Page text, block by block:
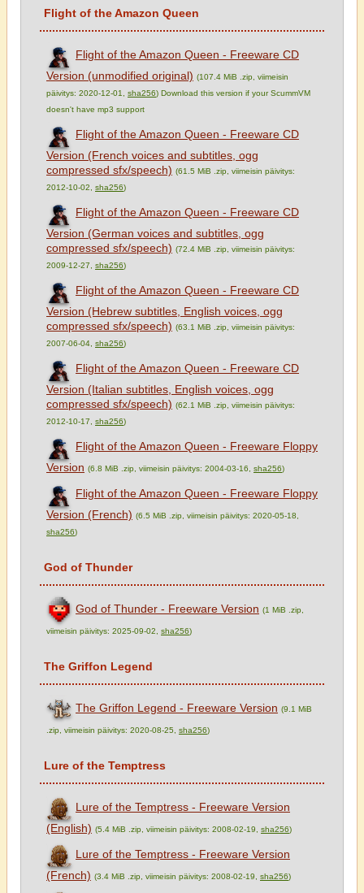
Flight of the Amazon Queen
Flight of the Amazon Queen - Freeware CD
Version (unmodified original) (107.4 MiB .zip, viimeisin
päivitys: 2020-12-01, sha256) Download this version if your ScummVM
doesn't have mp3 support
Flight of the Amazon Queen - Freeware CD
Version (French voices and subtitles, ogg
compressed sfx/speech) (61.5 MiB .zip, viimeisin päivitys:
2012-10-02, sha256)
Flight of the Amazon Queen - Freeware CD
Version (German voices and subtitles, ogg
compressed sfx/speech) (72.4 MiB .zip, viimeisin päivitys:
2009-12-27, sha256)
Flight of the Amazon Queen - Freeware CD
Version (Hebrew subtitles, English voices, ogg
compressed sfx/speech) (63.1 MiB .zip, viimeisin päivitys:
2007-06-04, sha256)
Flight of the Amazon Queen - Freeware CD
Version (Italian subtitles, English voices, ogg
compressed sfx/speech) (62.1 MiB .zip, viimeisin päivitys:
2012-10-17, sha256)
Flight of the Amazon Queen - Freeware Floppy
Version (6.8 MiB .zip, viimeisin päivitys: 2004-03-16, sha256)
Flight of the Amazon Queen - Freeware Floppy
Version (French) (6.5 MiB .zip, viimeisin päivitys: 2020-05-18,
sha256)
God of Thunder
God of Thunder - Freeware Version (1 MiB .zip,
viimeisin päivitys: 2025-09-02, sha256)
The Griffon Legend
The Griffon Legend - Freeware Version (9.1 MiB
.zip, viimeisin päivitys: 2020-08-25, sha256)
Lure of the Temptress
Lure of the Temptress - Freeware Version
(English) (5.4 MiB .zip, viimeisin päivitys: 2008-02-19, sha256)
Lure of the Temptress - Freeware Version
(French) (3.4 MiB .zip, viimeisin päivitys: 2008-02-19, sha256)